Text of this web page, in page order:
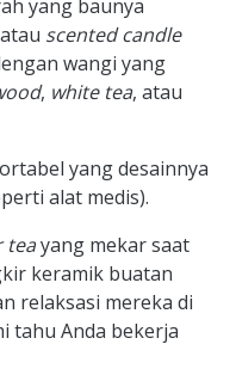
yang baunya
scented candle
wangi yang
, white tea, atau
yang desainnya
alat medis).
teayang mekar saat
keramik buatan
relaksasi mereka di
tahu Anda bekerja